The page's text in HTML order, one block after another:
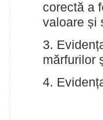
corectă a
valoare și
3.
mărfurilor
4.